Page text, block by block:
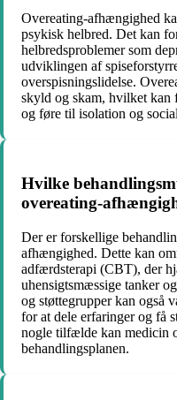
Overeating-afhængighed
psykisk helbred. Det kan
helbredsproblemer som
udviklingen af
overspisningslidelse.
skyld og skam, hvilket
og føre til isolation og
Hvilke
overeating-
Der er forskellige
afhængighed. Dette kan
adfærdsterapi (CBT), der
uhensigtsmæssige tanker
og støttegrupper kan også
for at dele erfaringer og få
nogle tilfælde kan medicin
behandlingsplanen.